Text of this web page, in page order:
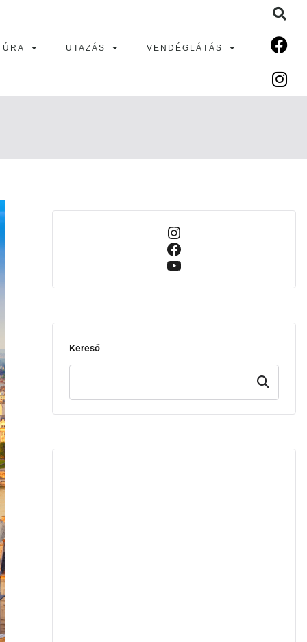
UTAZÁS VENDÉGLÁTÁS
Kereső
Keresd